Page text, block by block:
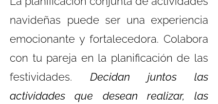
navideñas puede ser una experiencia
emocionante y fortalecedora. Colabora
con tu pareja en la planificación de las
festividades. Decidan juntos las
actividades que desean realizar, las